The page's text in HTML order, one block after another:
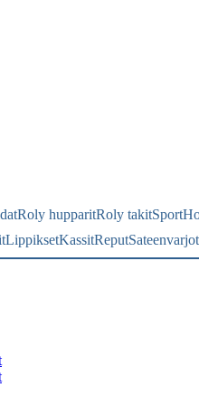
Roly hupparitRoly takitSport
LippiksetKassitReputSateenvarjot